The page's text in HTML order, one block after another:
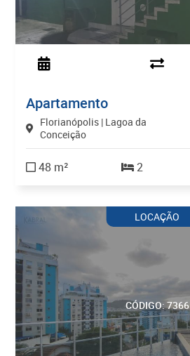
Apartamento
Florianópolis | Lagoa da
Conceição
48 m² 2
CÓDIGO: 7366
LOCAÇÃO